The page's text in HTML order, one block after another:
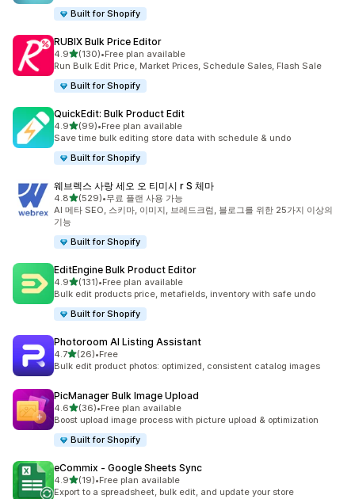
Built for Shopify
RUBIX Bulk Price Editor
4.9별 5개 중
(130)
총 리뷰 130개
•Free plan available
Run Bulk Edit Price, Market Prices, Schedule Sales, Flash Sale
Built for Shopify
QuickEdit: Bulk Product Edit
4.9별 5개 중
(99)
총 리뷰 99개
•Free plan available
Save time bulk editing store data with schedule & undo
Built for Shopify
웨브렉스 사랑 세오 오 티미시 r S 체마
4.8별 5개 중
(529)
총 리뷰 529개
•무료 플랜 사용 가능
AI 메타 SEO, 스키마, 이미지, 브레드크럼, 블로그를 위한 25가지 이상의
기능
Built for Shopify
EditEngine Bulk Product Editor
4.9별 5개 중
(131)
총 리뷰 131개
•Free plan available
Bulk edit products price, metafields, inventory with safe undo
Built for Shopify
Photoroom AI Listing Assistant
4.7별 5개 중
(26)
총 리뷰 26개
•Free
Bulk edit product photos: optimized, consistent catalog images
PicManager Bulk Image Upload
4.6별 5개 중
(36)
총 리뷰 36개
•Free plan available
Boost upload image process with picture upload & optimization
Built for Shopify
eCommix ‑ Google Sheets Sync
4.9별 5개 중
(19)
총 리뷰 19개
•Free plan available
Export to a spreadsheet, bulk edit, and update your store